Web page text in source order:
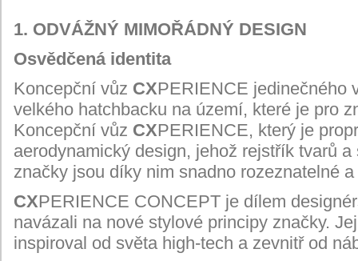
1. ODVÁŽNÝ MIMOŘÁDNÝ DESIGN
Osvědčená identita
Koncepční vůz CXPERIENCE jedinečného
velkého hatchbacku na území, které je pro
Koncepční vůz CXPERIENCE, který je
aerodynamický design, jehož rejstřík tvarů
značky jsou díky nim snadno rozeznatelné
CXPERIENCE CONCEPT je dílem
navázali na nové stylové principy značky.
inspiroval od světa high-tech a zevnitř od